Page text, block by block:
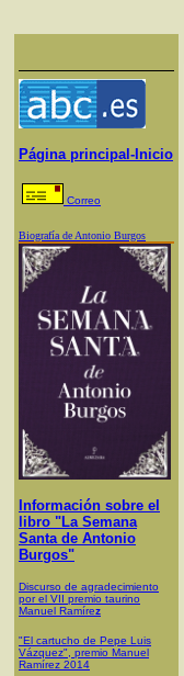
Página principal-Inicio
Correo
Biografía de Antonio Burgos
Información sobre el
libro "La Semana
Santa de Antonio
Burgos"
Discurso de agradecimiento
por el VII premio taurino
Manuel Ramírez
"El cartucho de Pepe Luis
Vázquez", premio Manuel
Ramírez 2014